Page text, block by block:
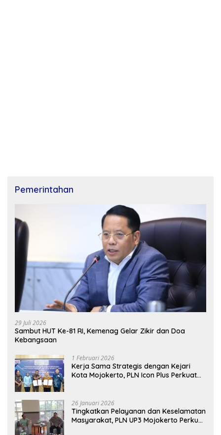
Pemerintahan
29 Juli 2026
Sambut HUT Ke-81 RI, Kemenag Gelar Zikir dan Doa
Kebangsaan
1 Februari 2026
Kerja Sama Strategis dengan Kejari
Kota Mojokerto, PLN Icon Plus Perkuat
26 Januari 2026
Tingkatkan Pelayanan dan Keselamatan
Masyarakat, PLN UP3 Mojokerto Perkuat